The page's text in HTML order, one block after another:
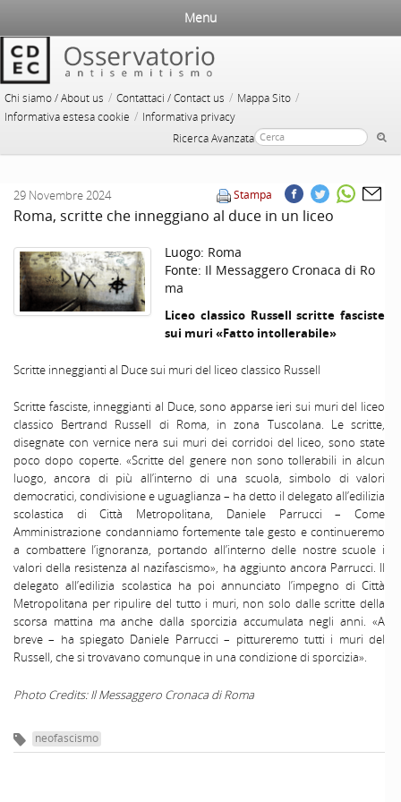
Chi siamo / About us / Contattaci / Contact us / Mappa Sito /
Informativa estesa cookie / Informativa privacy
Ricerca Avanzata
Menu
Stampa
29 Novembre 2024
Roma, scritte che inneggiano al duce in un liceo
Luogo: Roma
Fonte: Il Messaggero Cronaca di Ro
ma
Liceo classico Russell scritte fasciste
sui muri «Fatto intollerabile»
Scritte inneggianti al Duce sui muri del liceo classico Russell
Scritte fasciste, inneggianti al Duce, sono apparse ieri sui muri del liceo
classico Bertrand Russell di Roma, in zona Tuscolana. Le scritte,
disegnate con vernice nera sui muri dei corridoi del liceo, sono state
poco dopo coperte. «Scritte del genere non sono tollerabili in alcun
luogo, ancora di più all’interno di una scuola, simbolo di valori
democratici, condivisione e uguaglianza – ha detto il delegato all’edilizia
scolastica di Città Metropolitana, Daniele Parrucci – Come
Amministrazione condanniamo fortemente tale gesto e continueremo
a combattere l’ignoranza, portando all’interno delle nostre scuole i
valori della resistenza al nazifascismo», ha aggiunto ancora Parrucci. Il
delegato all’edilizia scolastica ha poi annunciato l’impegno di Città
Metropolitana per ripulire del tutto i muri, non solo dalle scritte della
scorsa mattina ma anche dalla sporcizia accumulata negli anni. «A
breve – ha spiegato Daniele Parrucci – pittureremo tutti i muri del
Russell, che si trovavano comunque in una condizione di sporcizia».
Photo Credits: Il Messaggero Cronaca di Roma
neofascismo